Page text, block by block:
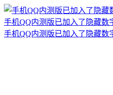
手机QQ内测版已加入了隐藏数
手机QQ内测版已加入了隐藏数